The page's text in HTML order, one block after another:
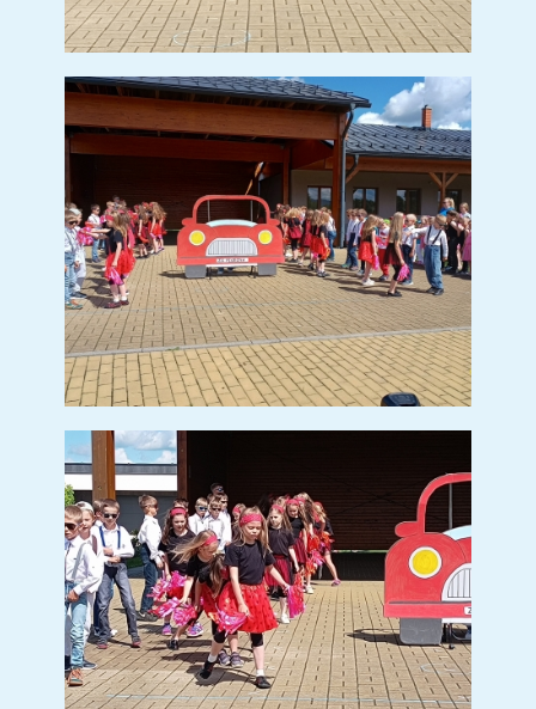
PREVENTIVNÍ AKCE - VZTAHY, ŠIKANA
PREVENCE ZÁVISLOSTI NA IT